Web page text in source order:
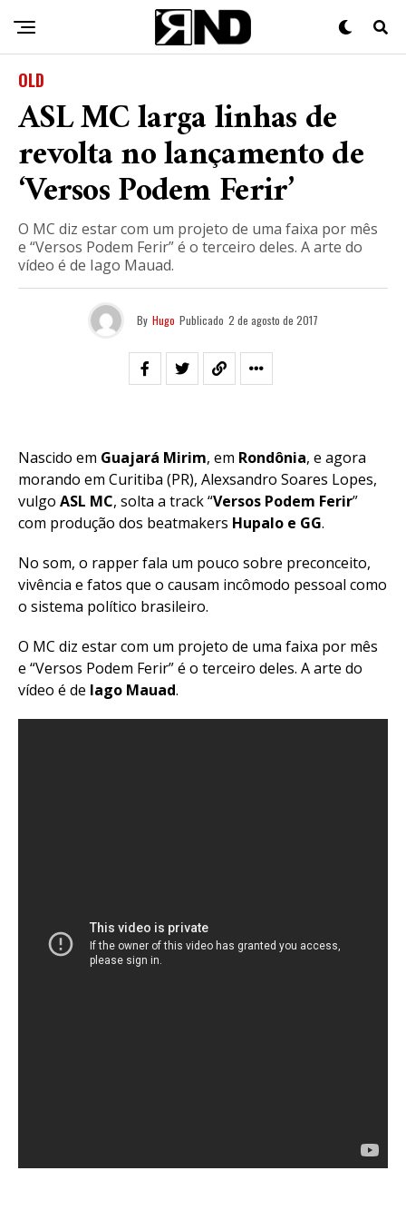
OLD
ASL MC larga linhas de
revolta no lançamento de
‘Versos Podem Ferir’
O MC diz estar com um projeto de uma faixa por mês
e “Versos Podem Ferir” é o terceiro deles. A arte do
vídeo é de Iago Mauad.
By Hugo Publicado 2 de agosto de 2017
Nascido em Guajará Mirim, em Rondônia, e agora
morando em Curitiba (PR), Alexsandro Soares Lopes,
vulgo ASL MC, solta a track “Versos Podem Ferir”
com produção dos beatmakers Hupalo e GG.
No som, o rapper fala um pouco sobre preconceito,
vivência e fatos que o causam incômodo pessoal como
o sistema político brasileiro.
O MC diz estar com um projeto de uma faixa por mês
e “Versos Podem Ferir” é o terceiro deles. A arte do
vídeo é de Iago Mauad.